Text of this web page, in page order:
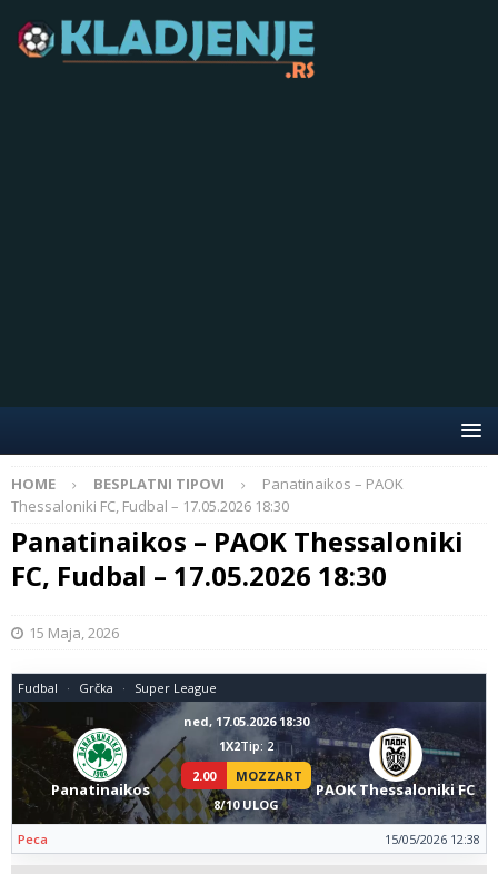
HOME BESPLATNI TIPOVI
Panatinaikos – PAOK
Thessaloniki FC, Fudbal – 17.05.2026 18:30
Panatinaikos – PAOK Thessaloniki
FC, Fudbal – 17.05.2026 18:30
15 Maja, 2026
Fudbal Grčka Super League
Panatinaikos
ned, 17.05.2026 18:30
1X2Tip: 2
2.00
MOZZART
8/10 ULOG
PAOK Thessaloniki FC
Peca 15/05/2026 12:38